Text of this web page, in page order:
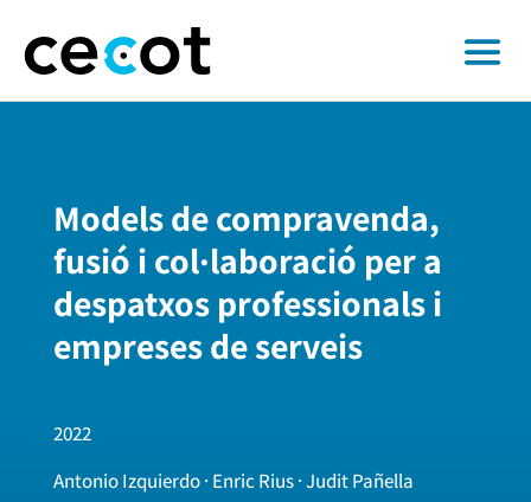
Models de compravenda,
fusió i col·laboració per a
despatxos professionals i
empreses de serveis
2022
Antonio Izquierdo · Enric Rius · Judit Pañella